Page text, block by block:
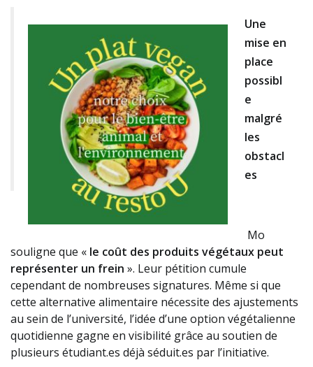
Une
mise en
place
possibl
e
malgré
les
obstacl
es
Mo
souligne que « le coût des produits végétaux peut
représenter un frein ». Leur pétition cumule
cependant de nombreuses signatures. Même si que
cette alternative alimentaire nécessite des ajustements
au sein de l’université, l’idée d’une option végétalienne
quotidienne gagne en visibilité grâce au soutien de
plusieurs étudiant.es déjà séduit.es par l’initiative.